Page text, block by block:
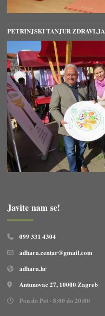
PETRINJSKI TANJUR ZDRAVLJA
Javite nam se!
099 331 4304
adhara.centar@gmail.com
adhara.hr
Antunovac 27, 10000 Zagreb
Pon do Pet - 8:00 do 20:00